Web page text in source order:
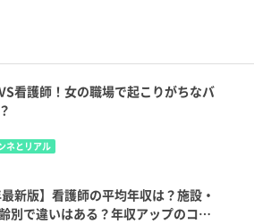
看護師！女の職場で起こりがちなバ
ネとリアル
最新版】看護師の平均年収は？施設・
別で違いはある？年収アップのコツ